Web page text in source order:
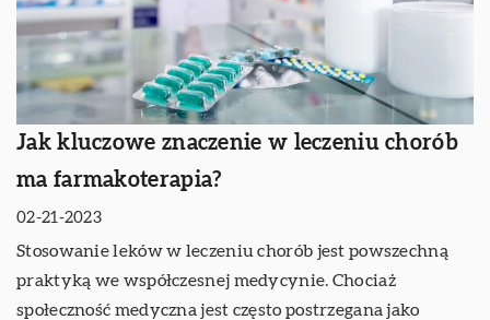
Jak kluczowe znaczenie w leczeniu chorób
ma farmakoterapia?
02-21-2023
Stosowanie leków w leczeniu chorób jest powszechną
praktyką we współczesnej medycynie. Chociaż
społeczność medyczna jest często postrzegana jako